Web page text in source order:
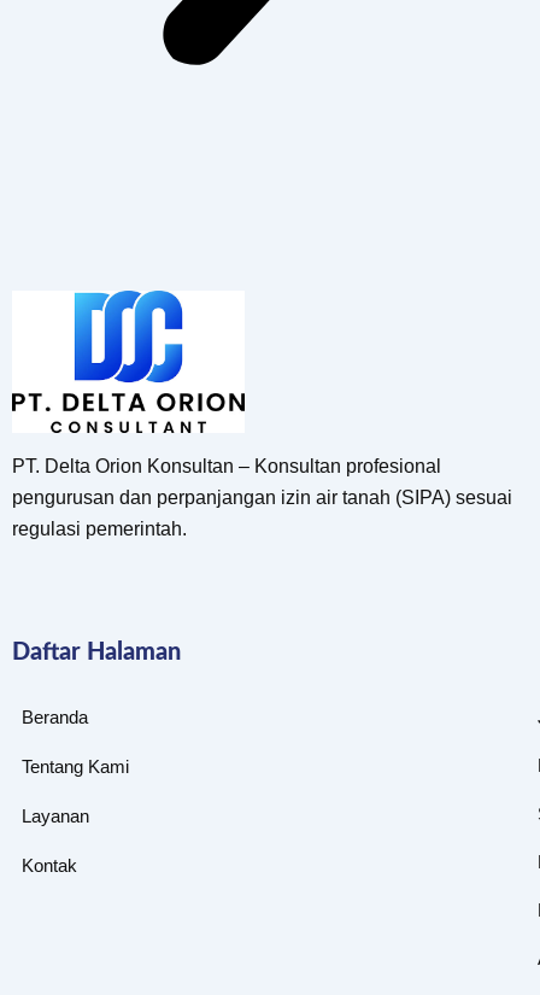
PT. Delta Orion Konsultan – Konsultan profesional
pengurusan dan perpanjangan izin air tanah (SIPA) sesuai
regulasi pemerintah.
Daftar Halaman
Beranda
Tentang Kami
Layanan
Kontak